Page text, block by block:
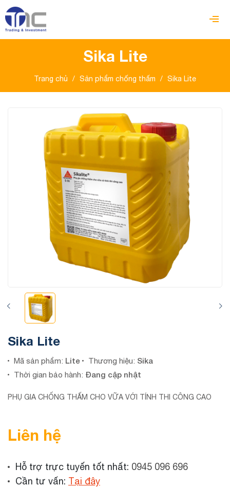
Sika Lite
Trang chủ / Sản phẩm chống thấm / Sika Lite
Sika Lite
Mã sản phẩm: Lite Thương hiệu: Sika
Thời gian bảo hành: Đang cập nhật
PHỤ GIA CHỐNG THẤM CHO VỮA VỚI TÍNH THI CÔNG CAO
Liên hệ
Hỗ trợ trực tuyến tốt nhất: 0945 096 696
Cần tư vấn: Tại đây